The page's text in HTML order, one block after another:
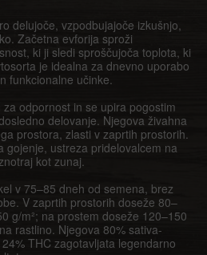
delujoče, vzpodbujajoče izkušnjo,
Začetna evforija sproži
ki ji sledi sproščujoča toplota, ki
je idealna za dnevno uporabo
funkcionalne učinke.
odpornost in se upira pogostim
delovanje. Njegova živahna
prostora, zlasti v zaprtih prostorih.
gojenje, ustreza pridelovalcem na
kot zunaj.
v 75–85 dneh od semena, brez
V zaprtih prostorih doseže 80–
g/m²; na prostem doseže 120–150
rastlino. Njegova 80% sativa-
THC zagotavljata legendarno